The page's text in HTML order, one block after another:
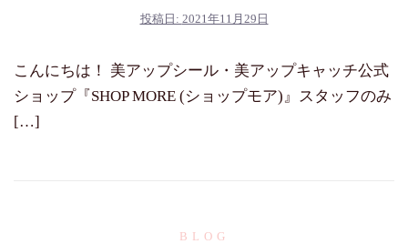
投稿日: 2021年11月29日
こんにちは！ 美アップシール・美アップキャッチ公式
ショップ『SHOP MORE (ショップモア)』スタッフのみ
[…]
BLOG